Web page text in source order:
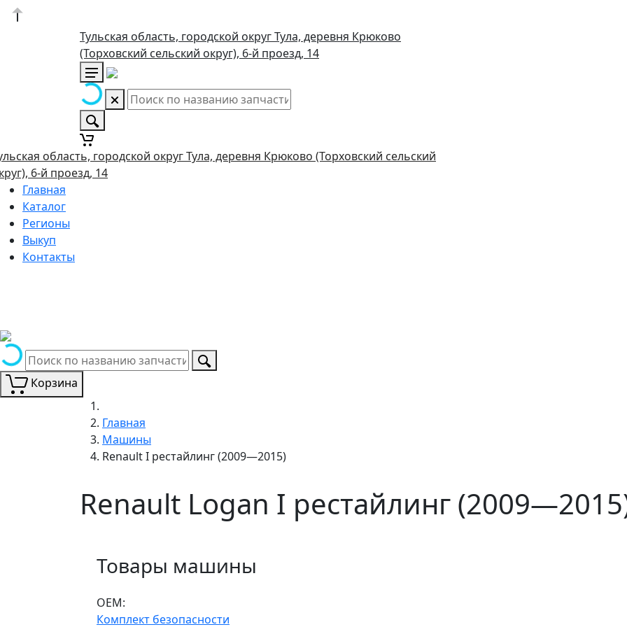
Тульская область, городской округ Тула, деревня Крюково
(Торховский сельский округ), 6-й проезд, 14
область, городской округ Тула, деревня Крюково (Торховский сельский
6-й проезд, 14
Главная
Каталог
Регионы
Выкуп
Контакты
Корзина
Главная
Машины
Renault I рестайлинг (2009—2015)
Renault Logan I рестайлинг
Товары машины
ОЕМ:
Комплект безопасности